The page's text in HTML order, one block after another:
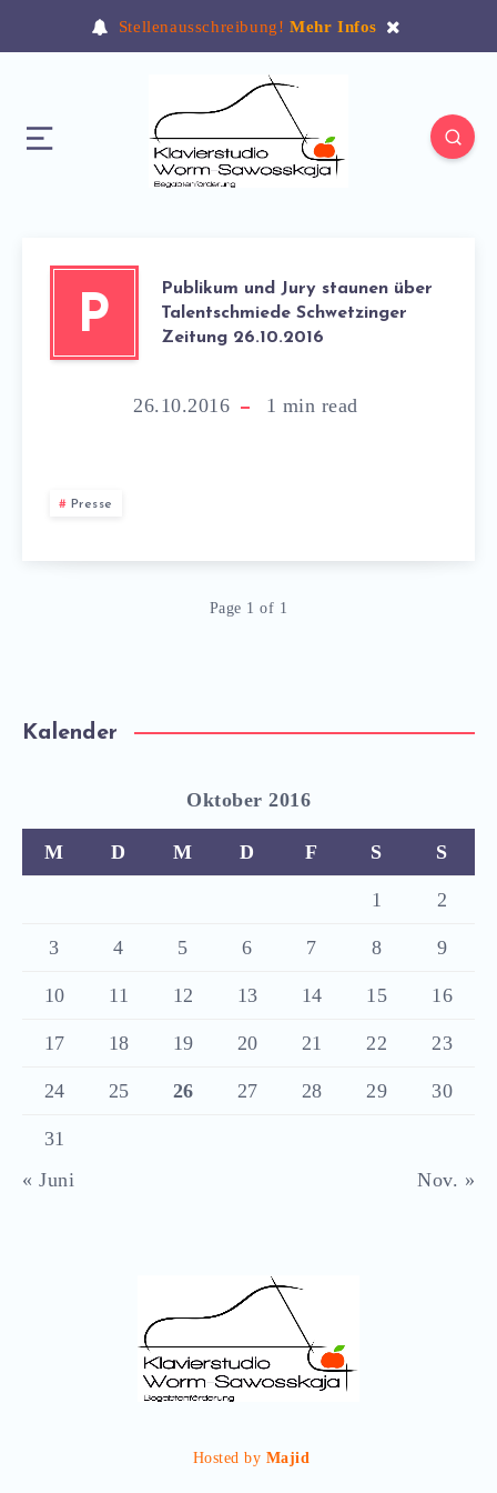
Stellenausschreibung!Mehr Infos
P
Publikum und Jury staunen über
Talentschmiede Schwetzinger
Zeitung 26.10.2016
26.10.2016 1 min read
Presse
Page 1 of 1
Kalender
Oktober 2016
M D M D F S S
1 2
3 4 5 6 7 8 9
10 11 12 13 14 15 16
17 18 19 20 21 22 23
24 25 26 27 28 29 30
31
« Juni
Nov. »
Hosted by Majid